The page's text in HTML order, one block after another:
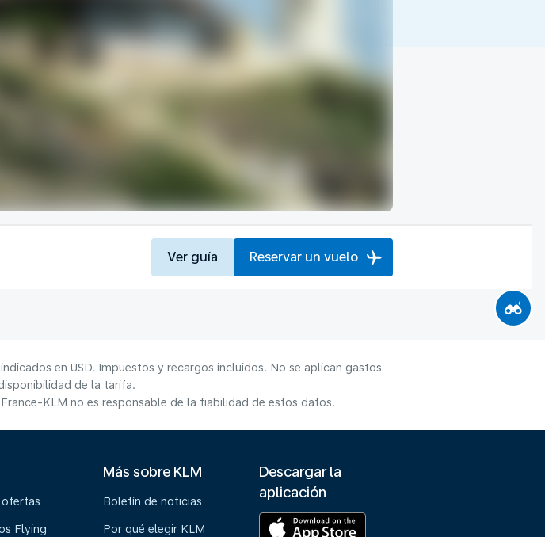
Ver guía Reservar un vuelo
en USD. Impuestos y recargos incluidos. No se aplican gastos
de la tarifa.
KLM no es responsable de la fiabilidad de estos datos.
ofertas
Flying
Más sobre KLM
Boletín de noticias
Por qué elegir KLM
Descargar la
aplicación